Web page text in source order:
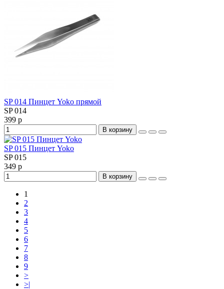
SP 014 Пинцет Yoko прямой
SP 014
399 р
В корзину
SP 015 Пинцет Yoko
SP 015
349 р
В корзину
1
2
3
4
5
6
7
8
9
>
>|